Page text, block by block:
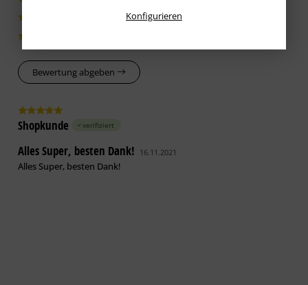
0|0%
Bewertung abgeben
Shopkunde verifiziert
Alles Super, besten Dank! 16.11.2021
Alles Super, besten Dank!
Konfigurieren